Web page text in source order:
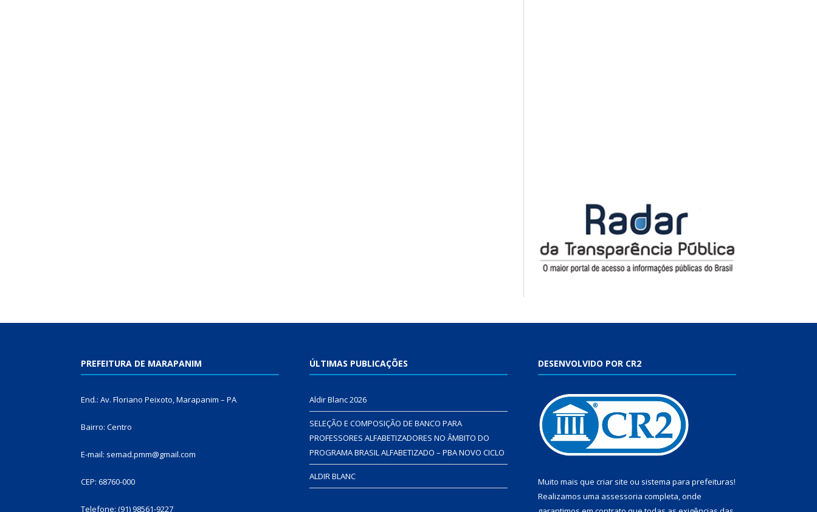
PREFEITURA DE MARAPANIM
End.: Av. Floriano Peixoto, Marapanim – PA
Bairro: Centro
E-mail: semad.pmm@gmail.com
CEP: 68760-000
Telefone: (91) 98561-9227
ÚLTIMAS PUBLICAÇÕES
Aldir Blanc 2026
SELEÇÃO E COMPOSIÇÃO DE BANCO PARA
PROFESSORES ALFABETIZADORES NO ÂMBITO DO
PROGRAMA BRASIL ALFABETIZADO – PBA NOVO CICLO
ALDIR BLANC
DESENVOLVIDO POR CR2
Muito mais que criar site ou sistema para prefeituras!
Realizamos uma assessoria completa, onde